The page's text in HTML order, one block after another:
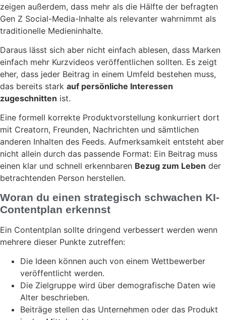
zeigen außerdem, dass mehr als die Hälfte der befragten
Gen Z Social-Media-Inhalte als relevanter wahrnimmt als
traditionelle Medieninhalte.
Daraus lässt sich aber nicht einfach ablesen, dass Marken
einfach mehr Kurzvideos veröffentlichen sollten. Es zeigt
eher, dass jeder Beitrag in einem Umfeld bestehen muss,
das bereits stark auf persönliche Interessen
zugeschnitten ist.
Eine formell korrekte Produktvorstellung konkurriert dort
mit Creatorn, Freunden, Nachrichten und sämtlichen
anderen Inhalten des Feeds. Aufmerksamkeit entsteht aber
nicht allein durch das passende Format: Ein Beitrag muss
einen klar und schnell erkennbaren Bezug zum Leben der
betrachtenden Person herstellen.
Woran du einen strategisch schwachen KI-
Contentplan erkennst
Ein Contentplan sollte dringend verbessert werden wenn
mehrere dieser Punkte zutreffen:
Die Ideen können auch von einem Wettbewerber
veröffentlicht werden.
Die Zielgruppe wird über demografische Daten wie
Alter beschrieben.
Beiträge stellen das Unternehmen oder das Produkt